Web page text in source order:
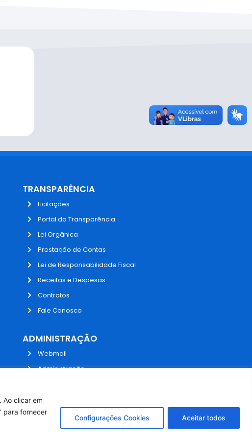
Ao clicar em
para fornecer
Configurações Cookies Aceitar todos
TRANSPARÊNCIA
Licitações
Portal da Transparência
Lei Orgânica
Prestação de Contas
Lei de Responsabilidade Fiscal
Receitas e Despesas
Contratos
Fale Conosco
ADMINISTRAÇÃO
Webmail
Administração